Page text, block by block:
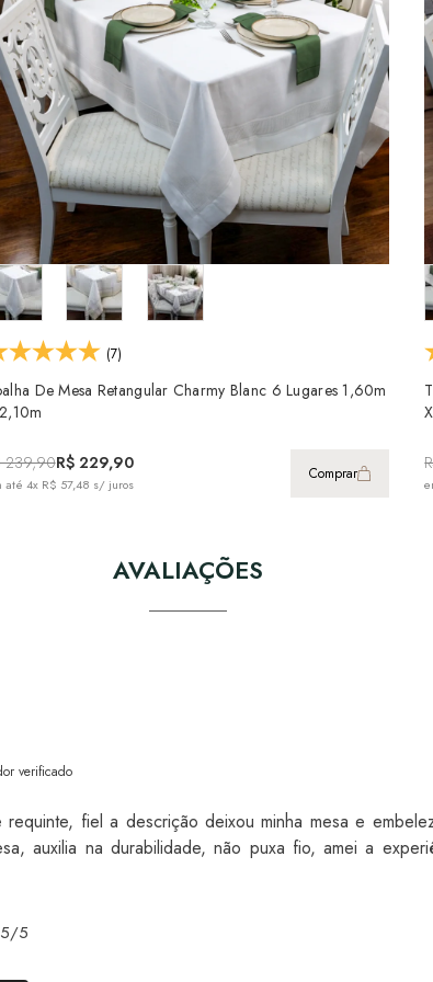
(7)
De Mesa Retangular Charmy Blanc 6 Lugares 1,60m
239,90R$ 229,90
até 4x R$ 57,48 s/ juros
Comprar
AVALIAÇÕES
verificado
fiel a descrição deixou minha mesa e
auxilia na durabilidade, não puxa fio, amei a
5/5